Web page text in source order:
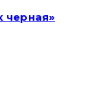
черная»